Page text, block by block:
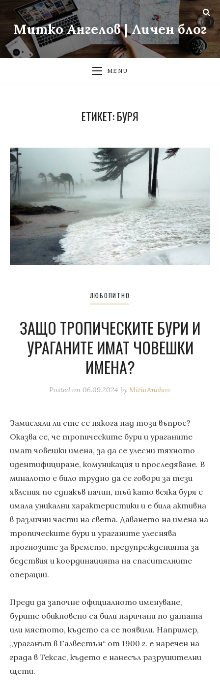
Митко Ангелов | Личен блог
MENU
ЕТИКЕТ:БУРЯ
ЛЮБОПИТНО
ЗАЩО ТРОПИЧЕСКИТЕ БУРИ И
УРАГАНИТЕ ИМАТ ЧОВЕШКИ
ИМЕНА?
Posted on 06.09.2024 by MitioAnchov
Замисляли ли сте се някога над този въпрос?
Оказва се, че тропическите бури и ураганите
имат човешки имена, за да се улесни тяхното
идентифициране, комуникация и проследяване. В
миналото е било трудно да се говори за тези
явления по еднакъв начин, тъй като всяка буря е
имала уникални характеристики и е била активна
в различни части на света. Даването на имена на
тропическите бури и ураганите улеснява
прогнозите за времето, предупрежденията за
бедствия и координацията на спасителните
операции.
Преди да започне официалното именуване,
бурите обикновено са били наричани по датата
или мястото, където са се появили. Например,
„ураганът в Галвестън“ от 1900 г. е наречен на
града в Тексас, където е нанесъл разрушителни
щети.